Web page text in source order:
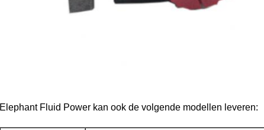
Elephant Fluid Power kan ook de volgende modellen leveren: